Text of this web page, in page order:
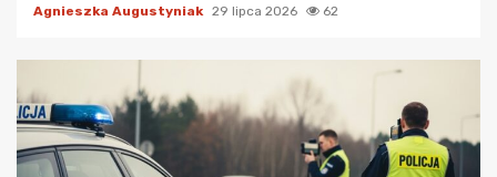
Agnieszka Augustyniak 29 lipca 2026 62